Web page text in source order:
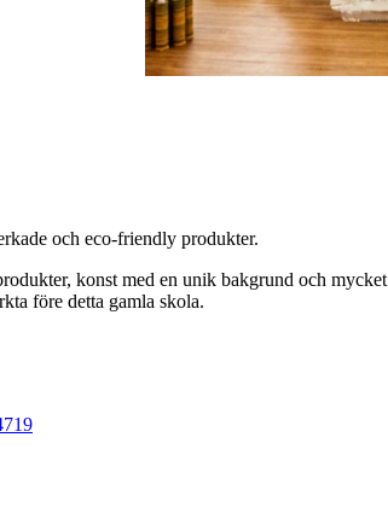
och eco-friendly produkter.
konst med en unik bakgrund och mycket
före detta gamla skola.